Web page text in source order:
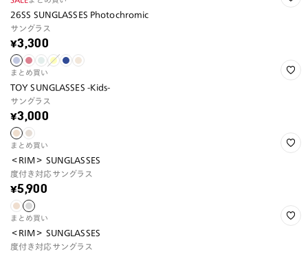
26SS SUNGLASSES Photochromic
サングラス
¥3,300
まとめ買い
TOY SUNGLASSES -Kids-
サングラス
¥3,000
まとめ買い
＜RIM＞ SUNGLASSES
度付き対応サングラス
¥5,900
まとめ買い
＜RIM＞ SUNGLASSES
度付き対応サングラス